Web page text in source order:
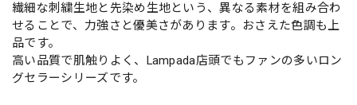
繊細な刺繍生地と先染め生地という、異なる素材を組み合わ
せることで、力強さと優美さがあります。おさえた色調も上
品です。
高い品質で肌触りよく、Lampada店頭でもファンの多いロン
グセラーシリーズです。